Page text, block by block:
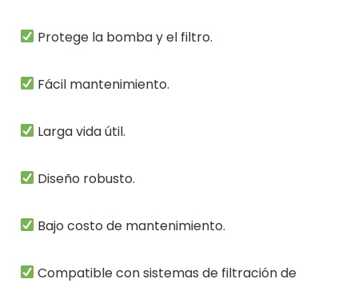
Protege la bomba y el filtro.
Fácil mantenimiento.
Larga vida útil.
Diseño robusto.
Bajo costo de mantenimiento.
Compatible con sistemas de filtración de